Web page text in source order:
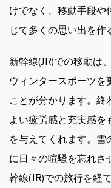
けでなく、移動手段や
じて多くの思い出を作
新幹線(JR)での移動は
ウィンタースポーツを
ことが分かります。
よい疲労感と充実感
を与えてくれます。雪
に日々の喧騒を忘れさ
幹線(JR)での旅行を経